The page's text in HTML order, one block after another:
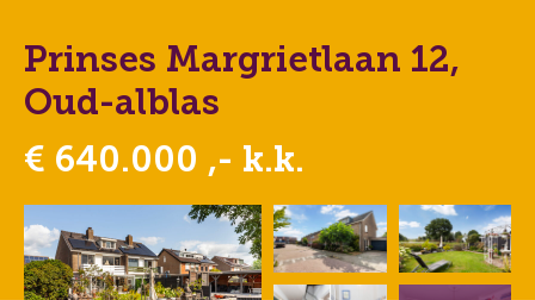
Prinses Margrietlaan 12,
Oud-alblas
€ 640.000 ,- k.k.